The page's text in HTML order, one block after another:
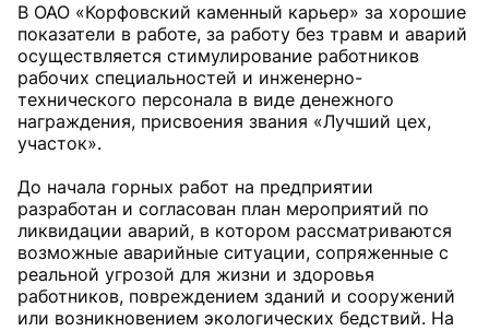
В ОАО «Корфовский каменный карьер» за хорошие
показатели в работе, за работу без травм и аварий
осуществляется стимулирование работников
рабочих специальностей и инженерно-
технического персонала в виде денежного
награждения, присвоения звания «Лучший цех,
участок».
До начала горных работ на предприятии
разработан и согласован план мероприятий по
ликвидации аварий, в котором рассматриваются
возможные аварийные ситуации, сопряженные с
реальной угрозой для жизни и здоровья
работников, повреждением зданий и сооружений
или возникновением экологических бедствий. На